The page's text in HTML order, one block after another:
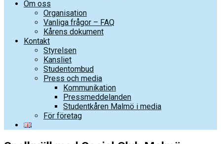
Om oss
Organisation
Vanliga frågor – FAQ
Kårens dokument
Kontakt
Styrelsen
Kansliet
Studentombud
Press och media
Kommunikation
Pressmeddelanden
Studentkåren Malmö i media
För företag